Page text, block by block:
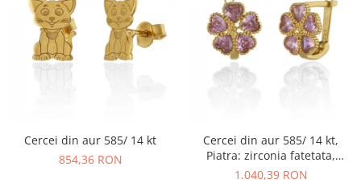
Cercei din aur 585/ 14 kt
854,36 RON
Cercei din aur 585/ 14 kt,
Piatra: zirconia fatetata,
Culoare: roz
1.040,39 RON